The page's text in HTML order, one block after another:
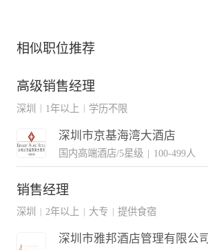
相似职位推荐
高级销售经理
深圳 1年以上 学历不限
深圳市京基海湾大酒店
国内高端酒店/5星级 | 100-499人
销售经理
深圳 | 2年以上 | 大专 | 提供食宿
深圳市雅邦酒店管理有限公司